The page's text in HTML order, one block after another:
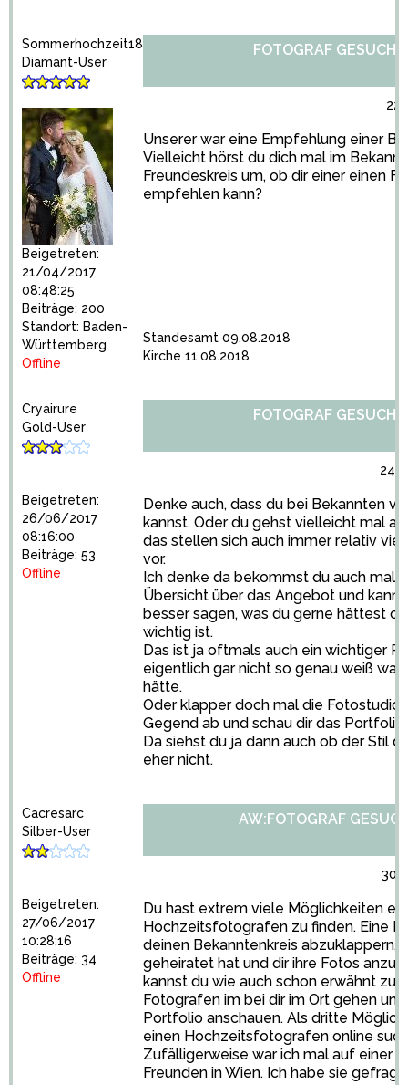
Sommerhochzeit18
Diamant-User
Beigetreten:
21/04/2017
08:48:25
Beiträge: 200
Standort: Baden-
Württemberg
Offline
FOTOGRAF GESUCHT
Unserer war eine Empfehlung einer
Vielleicht hörst du dich mal im
Freundeskreis um, ob dir einer einen
empfehlen kann?
Standesamt 09.08.2018
Kirche 11.08.2018
Cryairure
Gold-User
Beigetreten:
26/06/2017
08:16:00
Beiträge: 53
Offline
FOTOGRAF GESUCHT
24/
Denke auch, dass du bei Bekannten
kannst. Oder du gehst vielleicht mal
das stellen sich auch immer relativ
vor.
Ich denke da bekommst du auch mal
Übersicht über das Angebot und
besser sagen, was du gerne hättest
wichtig ist.
Das ist ja oftmals auch ein wichtiger
eigentlich gar nicht so genau weiß
hätte.
Oder klapper doch mal die
Gegend ab und schau dir das Portfolio
Da siehst du ja dann auch ob der Stil
eher nicht.
Cacresarc
Silber-User
Beigetreten:
27/06/2017
10:28:16
Beiträge: 34
Offline
AW:FOTOGRAF
30/
Du hast extrem viele Möglichkeiten
Hochzeitsfotografen zu finden. Eine
deinen Bekanntenkreis abzuklappern,
geheiratet hat und dir ihre Fotos
kannst du wie auch schon erwähnt zu
Fotografen im bei dir im Ort gehen
Portfolio anschauen. Als dritte
einen Hochzeitsfotografen online
Zufälligerweise war ich mal auf einer
Freunden in Wien. Ich habe sie